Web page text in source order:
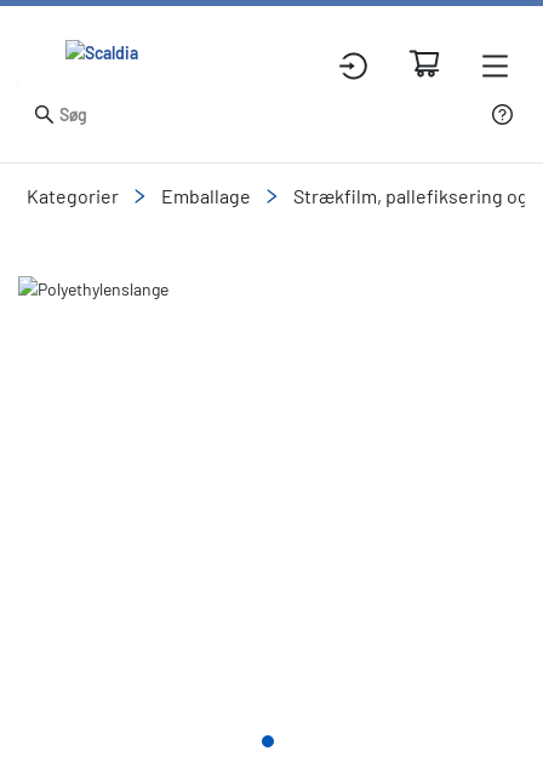
Kategorier Emballage Strækfilm, pallefiksering og
Slide 1 of 1